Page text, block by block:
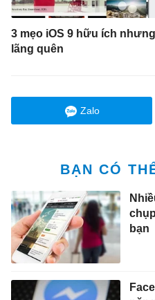
3 mẹo iOS 9 hữu ích
lãng quên
Zalo
BẠN CÓ
bạn